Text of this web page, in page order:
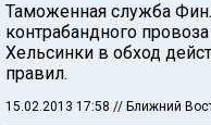
Таможенная служба
контрабандного
Хельсинки в обход
правил.
15.02.2013 17:58 // Ближний